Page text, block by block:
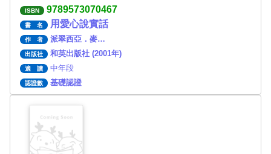
ISBN 9789573070467
書 名 用愛心說實話
作 者 派翠西亞．麥…
出版社 和英出版社 (2001年)
適 讀 中年段
認證數 基礎認證